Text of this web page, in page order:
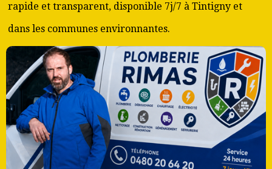
rapide et transparent, disponible 7j/7 à Tintigny et
dans les communes environnantes.